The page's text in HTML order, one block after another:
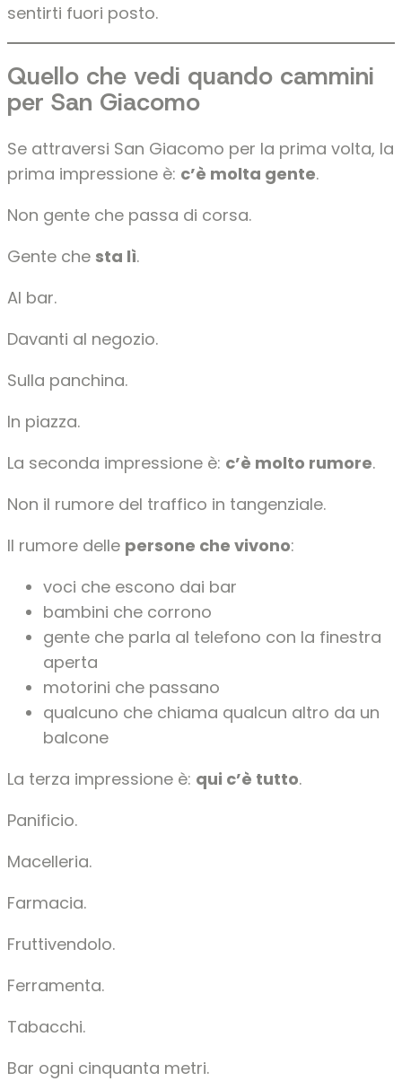
sentirti fuori posto.
Quello che vedi quando cammini
per San Giacomo
Se attraversi San Giacomo per la prima volta, la
prima impressione è: c’è molta gente.
Non gente che passa di corsa.
Gente che sta lì.
Al bar.
Davanti al negozio.
Sulla panchina.
In piazza.
La seconda impressione è: c’è molto rumore.
Non il rumore del traffico in tangenziale.
Il rumore delle persone che vivono:
voci che escono dai bar
bambini che corrono
gente che parla al telefono con la finestra
aperta
motorini che passano
qualcuno che chiama qualcun altro da un
balcone
La terza impressione è: qui c’è tutto.
Panificio.
Macelleria.
Farmacia.
Fruttivendolo.
Ferramenta.
Tabacchi.
Bar ogni cinquanta metri.